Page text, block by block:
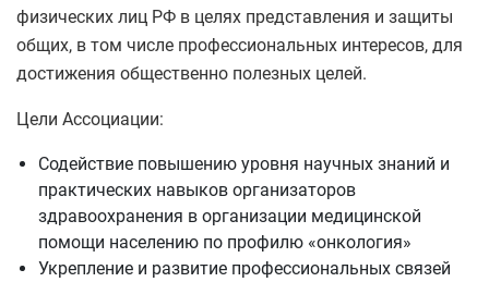
физических лиц РФ в целях представления и защиты
общих, в том числе профессиональных интересов, для
достижения общественно полезных целей.
Цели Ассоциации:
Содействие повышению уровня научных знаний и
практических навыков организаторов
здравоохранения в организации медицинской
помощи населению по профилю «онкология»
Укрепление и развитие профессиональных связей